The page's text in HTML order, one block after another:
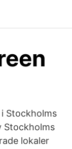
Stockholms
Stockholms
lokaler